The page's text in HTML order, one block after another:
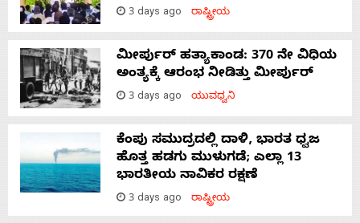
3 days ago ರಾಷ್ಟ್ರೀಯ
ಮೀರ್ಪುರ್ ಹತ್ಯಾಕಾಂಡ: 370 ನೇ ವಿಧಿಯ
ಅಂತ್ಯಕ್ಕೆ ಆರಂಭ ನೀಡಿತ್ತು ಮೀರ್ಪುರ್
3 days ago ಯುವಧ್ವನಿ
ಕೆಂಪು ಸಮುದ್ರದಲ್ಲಿ ದಾಳಿ, ಭಾರತ ಧ್ವಜ
ಹೊತ್ತ ಹಡಗು ಮುಳುಗಡೆ; ಎಲ್ಲಾ 13
ಭಾರತೀಯ ನಾವಿಕರ ರಕ್ಷಣೆ
3 days ago ರಾಷ್ಟ್ರೀಯ